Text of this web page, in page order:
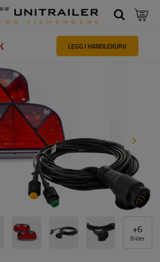
Belysning og elektrisk utstyr Belysningssett
+6
Bilder
LEGG I HANDLEKURV